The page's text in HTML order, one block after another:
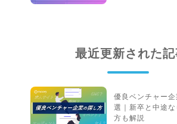
最近更新された
優良ベンチャー
選｜新卒と中途
方も解説